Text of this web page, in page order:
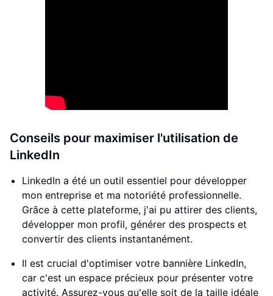
Conseils pour maximiser l'utilisation de
LinkedIn
LinkedIn a été un outil essentiel pour développer
mon entreprise et ma notoriété professionnelle.
Grâce à cette plateforme, j'ai pu attirer des clients,
développer mon profil, générer des prospects et
convertir des clients instantanément.
Il est crucial d'optimiser votre bannière LinkedIn,
car c'est un espace précieux pour présenter votre
activité. Assurez-vous qu'elle soit de la taille idéale